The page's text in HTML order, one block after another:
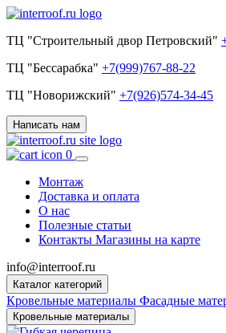
ТЦ "Строительный двор Петровский"
ТЦ "Бессарабка" +7(999)767-88-22
ТЦ "Новорижский" +7(926)574-34-45
Написать нам
0
Монтаж
Доставка и оплата
О нас
Полезные статьи
Контакты Магазины на карте
info@interroof.ru
Каталог категорий
Кровельные материалы Фасадные
Кровельные материалы